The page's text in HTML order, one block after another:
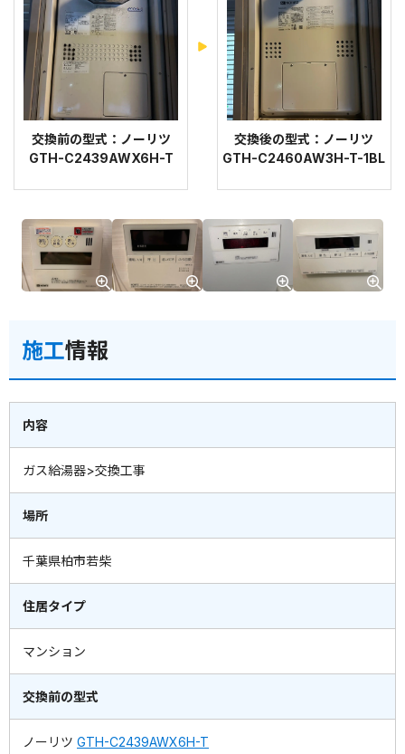
交換前の型式：ノーリツ
GTH-C2439AWX6H-T
交換後の型式：ノーリツ
GTH-C2460AW3H-T-1BL
施工情報
内容
ガス給湯器>交換工事
場所
千葉県柏市若柴
住居タイプ
マンション
交換前の型式
ノーリツ GTH-C2439AWX6H-T